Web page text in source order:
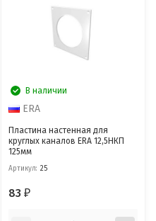
В наличии
ERA
Пластина настенная для
круглых каналов ERA 12,5НКП
125мм
Артикул: 25
83₽